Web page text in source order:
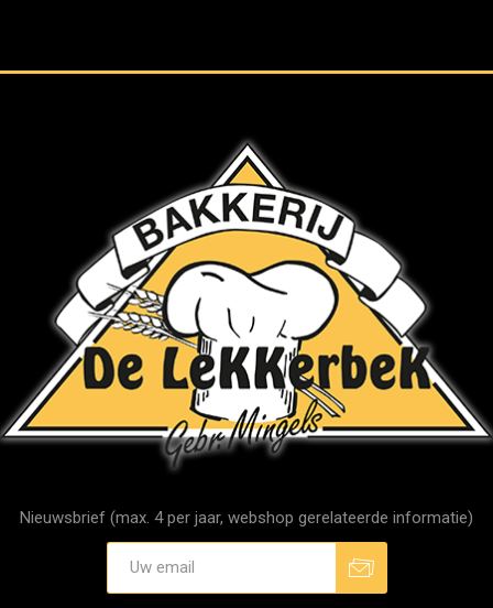
Nieuwsbrief (max. 4 per jaar, webshop gerelateerde informatie)